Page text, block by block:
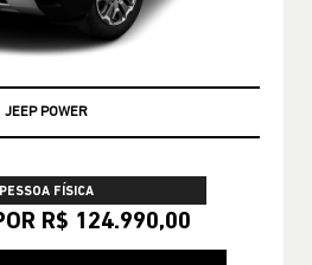
JEEP POWER
PESSOA FÍSICA
R$ 124.990,00